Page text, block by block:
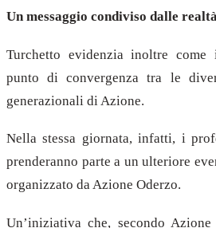
Un messaggio condiviso dalle
Turchetto evidenzia inoltre
punto di convergenza tra le
generazionali di Azione.
Nella stessa giornata, infatti, i
prenderanno parte a un ulteriore
organizzato da Azione Oderzo.
Un’iniziativa che, secondo